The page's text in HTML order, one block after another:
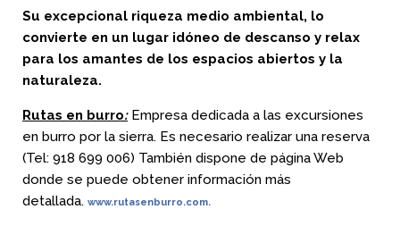
Su excepcional riqueza medio ambiental, lo
convierte en un lugar idóneo de descanso y relax
para los amantes de los espacios abiertos y la
naturaleza.
Rutas en burro:Empresa dedicada a las excursiones
en burro por la sierra. Es necesario realizar una reserva
(Tel: 918 699 006) También dispone de página Web
donde se puede obtener información más
detallada. www.rutasenburro.com.